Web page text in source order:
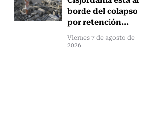
borde del colapso
por retención...
Viernes 7 de agosto de
2026